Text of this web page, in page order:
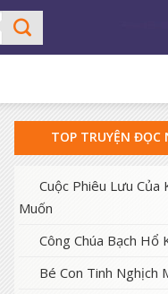
TOP TRUYỆN ĐỌC
Cuộc Phiêu Lưu
Muốn
Công Chúa Bạch Hổ
Bé Con Tinh Nghịch